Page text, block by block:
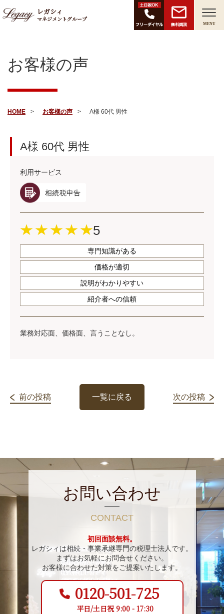
レガシィ
マネジメントグループ
無料面談 MENU
お客様の声
HOME お客様の声 A様 60代 男性
A様 60代 男性
利用サービス
相続税申告
5
専門知識がある
価格が適切
説明がわかりやすい
紹介者への信頼
業務対応面、価格面、言うことなし。
前の投稿 一覧に戻る 次の投稿
お問い合わせ
CONTACT
初回面談無料。
レガシィは相続・事業承継専門の税理士法人です。
まずはお気軽にお問合せください。
お客様に合わせた対策をご提案いたします。
0120-501-725
平日/土日祝 9:00 - 17:30